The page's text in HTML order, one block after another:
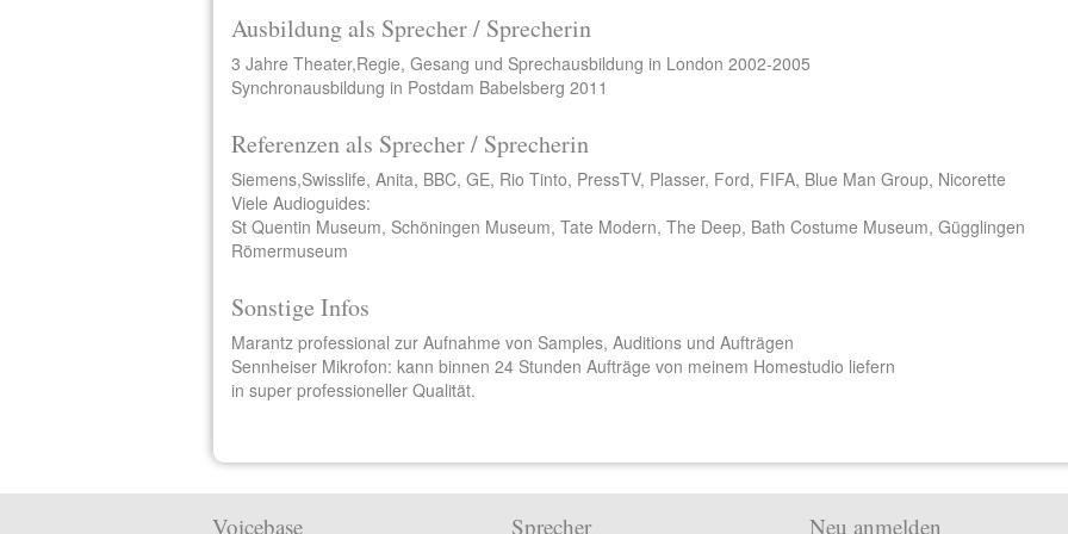
Ausbildung als Sprecher / Sprecherin
3 Jahre Theater,Regie, Gesang und Sprechausbildung in London 2002-2005
Synchronausbildung in Postdam Babelsberg 2011
Referenzen als Sprecher / Sprecherin
Siemens,Swisslife, Anita, BBC, GE, Rio Tinto, PressTV, Plasser, Ford, FIFA, Blue Man Group, Nicorette
Viele Audioguides:
St Quentin Museum, Schöningen Museum, Tate Modern, The Deep, Bath Costume Museum, Gügglingen
Römermuseum
Sonstige Infos
Marantz professional zur Aufnahme von Samples, Auditions und Aufträgen
Sennheiser Mikrofon: kann binnen 24 Stunden Aufträge von meinem Homestudio liefern
in super professioneller Qualität.
Voicebase Sprecher Neu anmelden